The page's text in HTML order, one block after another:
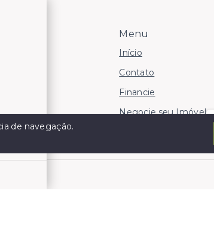
Menu
Início
Contato
Financie
Negocie seu Imóvel
de navegação.